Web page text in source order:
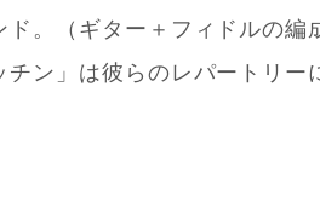
。（ギター＋フィドルの編
ン」は彼らのレパートリー